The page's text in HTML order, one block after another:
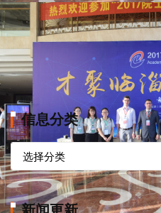
信息分类
息
分
类